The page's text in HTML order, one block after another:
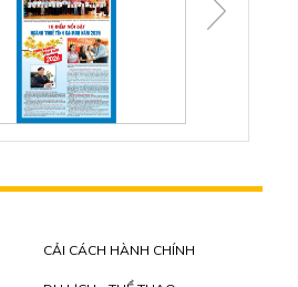
CẢI CÁCH HÀNH CHÍNH